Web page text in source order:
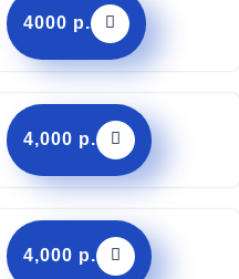
4000 р.
4,000 р.
4,000 р.